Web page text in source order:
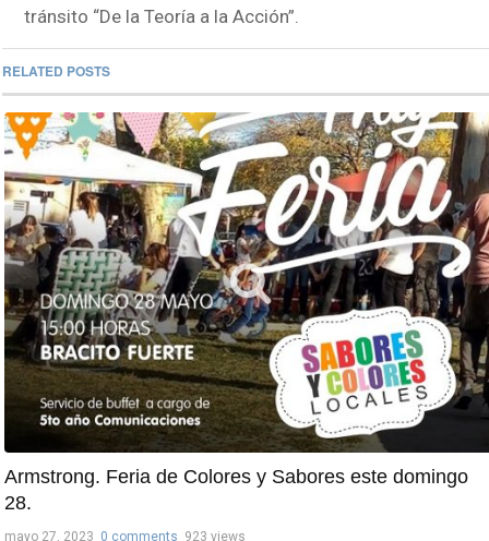
tránsito “De la Teoría a la Acción”.
RELATED POSTS
Armstrong. Feria de Colores y Sabores este domingo
28.
mayo 27, 2023 0 comments 923 views